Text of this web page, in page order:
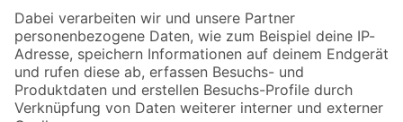
Zahlungsarten Versandarten